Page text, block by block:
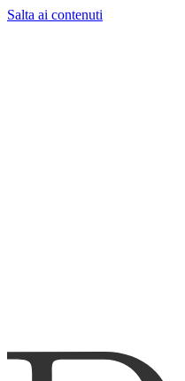
Salta ai contenuti